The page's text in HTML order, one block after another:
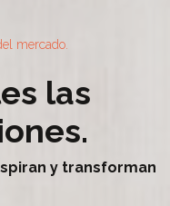
mercado.
las
y transforman